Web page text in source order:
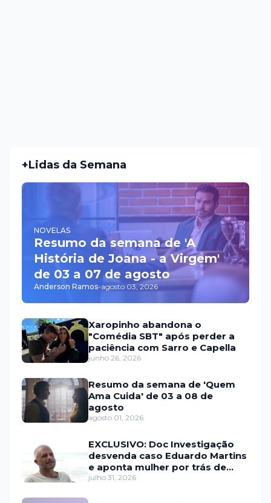
+Lidas da Semana
NOVELAS
Resumo da semana de 'A
História de Joana - a Virgem'
de 03 a 07 de agosto
Anderson Ramos-agosto 03, 2026
Xaropinho abandona o
"Comédia SBT" após perder a
paciência com Sarro e Capella
junho 26, 2026
Resumo da semana de 'Quem
Ama Cuida' de 03 a 08 de
agosto
agosto 01, 2026
EXCLUSIVO: Doc Investigação
desvenda caso Eduardo Martins
e aponta mulher por trás de
fraude internacional
julho 31, 2026